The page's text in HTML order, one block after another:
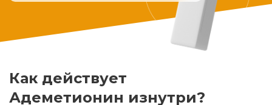
Как действует
Адеметионин изнутри?